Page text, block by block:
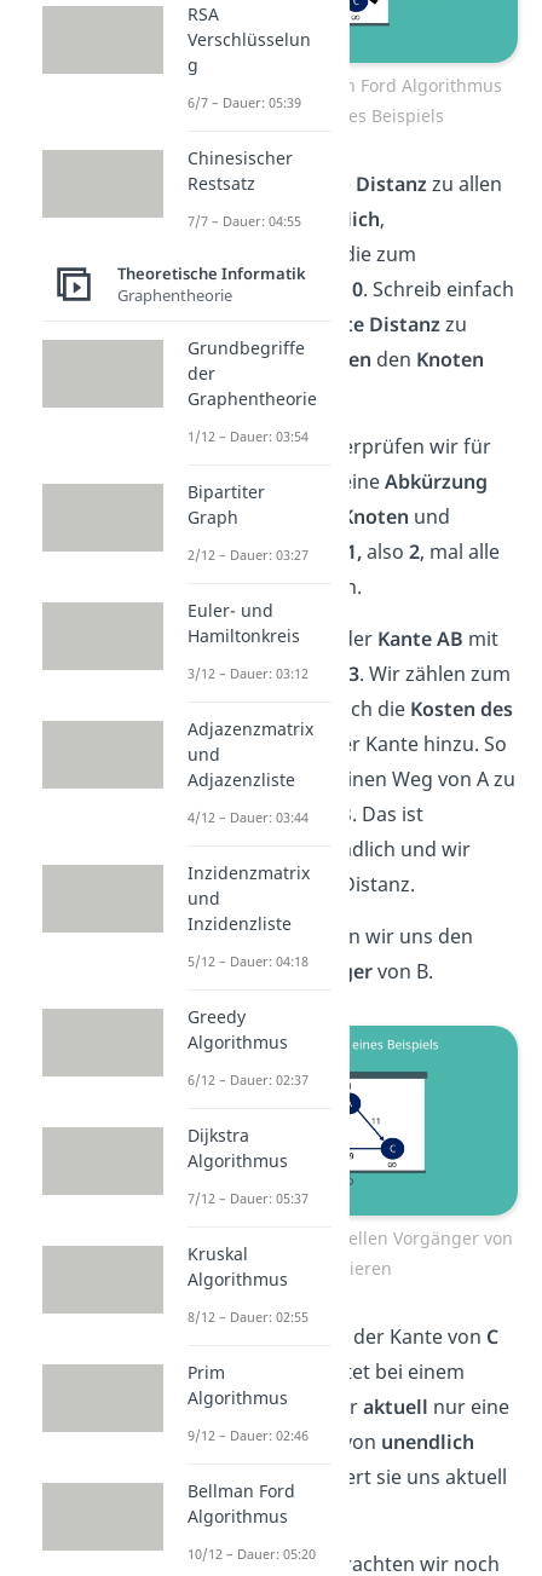
Ablauf des Bellman Ford Algorithmus
anhand eines Beispiels
Zuerst setzt du die Distanzzu allen
Knoten aufunendlich,
beziehungsweise die zum
Startknoten A
auf0. Schreib einfach
aktuell kürzeste Distanzzu
einem Knoten
neben den Knoten
selbst.
Alles klar! Nun überprüfen wir für
jede Kante, ob es eineAbkürzung
gibt. Wir haben
3 Knoten und
müssen somit
n – 1,also2, mal alle
Kanten überprüfen.
Beginnen wir mit der Kante AB mit
dem Gewicht von 3. Wir zählen zum
noch die Kosten des
Anfangsknoten
der Kante hinzu. So
kommen wir auf einen Weg von A zu
B mit den Kosten 3. Das ist
günstiger als unendlich und wir
aktualisierendie Distanz.
Außerdem notieren wir uns den
aktuellen Vorgängervon B.
Distanz zu und aktuellen Vorgänger von
B notieren
Weiter geht es mit der Kante von C
nach B
. Diese startet bei einem
Knoten, zu dem wiraktuell nur eine
kürzeste Distanz
von unendlich
kennen. Somit liefert sie uns aktuell
keine Abkürzung
Zu guter Letzt betrachten wir noch
RSA
Verschlüsselun
g
6/7 – Dauer: 05:39
Chinesischer
Restsatz
7/7 – Dauer: 04:55
Theoretische Informatik
Graphentheorie
Grundbegriffe
der
Graphentheorie
1/12 – Dauer: 03:54
Bipartiter
Graph
2/12 – Dauer: 03:27
Euler- und
Hamiltonkreis
3/12 – Dauer: 03:12
Adjazenzmatrix
und
Adjazenzliste
4/12 – Dauer: 03:44
Inzidenzmatrix
und
Inzidenzliste
5/12 – Dauer: 04:18
Greedy
Algorithmus
6/12 – Dauer: 02:37
Dijkstra
Algorithmus
7/12 – Dauer: 05:37
Kruskal
Algorithmus
8/12 – Dauer: 02:55
Prim
Algorithmus
9/12 – Dauer: 02:46
Bellman Ford
Algorithmus
10/12 – Dauer: 05:20